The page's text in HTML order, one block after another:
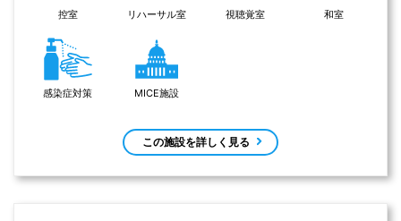
控室 リハーサル室 視聴覚室 和室
感染症対策 MICE施設
この施設を詳しく見る